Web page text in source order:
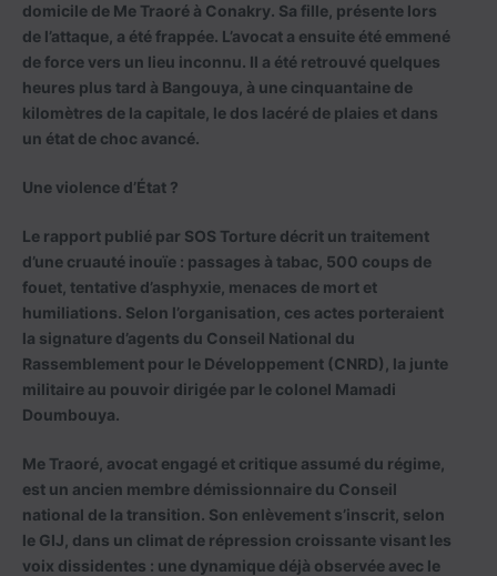
domicile de Me Traoré à Conakry. Sa fille, présente lors
de l’attaque, a été frappée. L’avocat a ensuite été emmené
de force vers un lieu inconnu. Il a été retrouvé quelques
heures plus tard à Bangouya, à une cinquantaine de
kilomètres de la capitale, le dos lacéré de plaies et dans
un état de choc avancé.
Une violence d’État ?
Le rapport publié par SOS Torture décrit un traitement
d’une cruauté inouïe : passages à tabac, 500 coups de
fouet, tentative d’asphyxie, menaces de mort et
humiliations. Selon l’organisation, ces actes porteraient
la signature d’agents du Conseil National du
Rassemblement pour le Développement (CNRD), la junte
militaire au pouvoir dirigée par le colonel Mamadi
Doumbouya.
Me Traoré, avocat engagé et critique assumé du régime,
est un ancien membre démissionnaire du Conseil
national de la transition. Son enlèvement s’inscrit, selon
le GIJ, dans un climat de répression croissante visant les
voix dissidentes : une dynamique déjà observée avec le